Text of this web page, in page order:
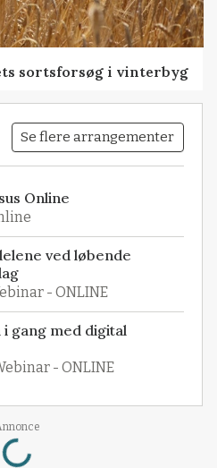
sortsforsøg i vinterbyg
Se flere arrangementer
Online
ved løbende
- ONLINE
gang med digital
- ONLINE
Loading...